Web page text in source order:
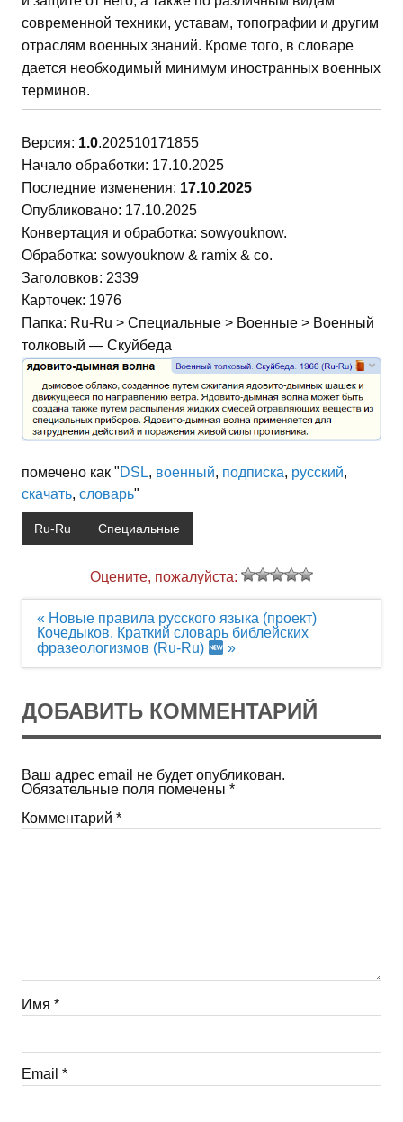
современной техники, уставам, топографии и другим
отраслям военных знаний. Кроме того, в словаре
дается необходимый минимум иностранных военных
терминов.
Версия: 1.0.202510171855
Начало обработки: 17.10.2025
Последние изменения: 17.10.2025
Опубликовано: 17.10.2025
Конвертация и обработка: sowyouknow.
Обработка: sowyouknow & ramix & co.
Заголовков: 2339
Карточек: 1976
Папка: Ru-Ru > Специальные > Военные > Военный
толковый — Скуйбеда
помечено как "DSL, военный, подписка, русский,
скачать, словарь"
Ru-Ru Специальные
Оцените, пожалуйста:
Навигация
по
записям
« Новые правила русского языка (проект)
Кочедыков. Краткий словарь библейских
фразеологизмов (Ru-Ru)
»
ДОБАВИТЬ КОММЕНТАРИЙ
Ваш адрес email не будет опубликован.
Обязательные поля помечены *
Комментарий *
Имя *
Email *